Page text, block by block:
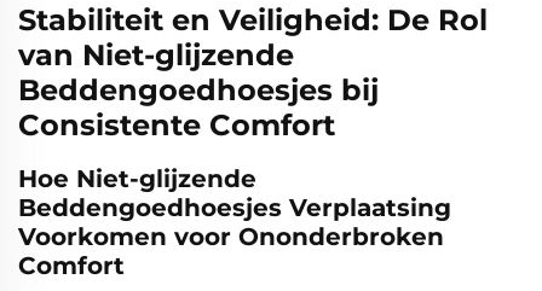
Stabiliteit en Veiligheid: De Rol
van Niet-glijzende
Beddengoedhoesjes bij
Consistente Comfort
Hoe Niet-glijzende
Beddengoedhoesjes Verplaatsing
Voorkomen voor Ononderbroken
Comfort